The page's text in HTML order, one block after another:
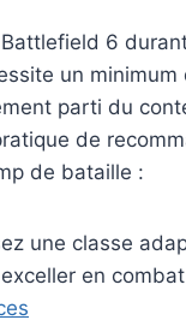
6
un minimum
parti du
de
de bataille :
une classe
en